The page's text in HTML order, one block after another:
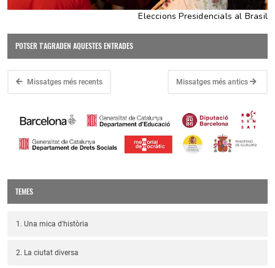
Eleccions Presidencials al Brasil
POTSER T'AGRADEN AQUESTES ENTRADES
Missatges més recents Missatges més antics
TEMES
1. Una mica d'història
2. La ciutat diversa